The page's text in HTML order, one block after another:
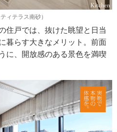
ィテラス南砂）
住戸では、抜けた眺望と日当
暮らす大きなメリット。前面
に、開放感のある景色を満喫